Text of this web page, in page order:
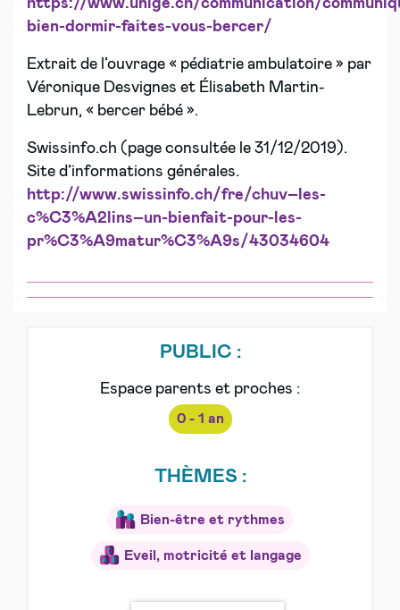
https://www.unige.ch/communication/
bien-dormir-faites-vous-bercer/
Extrait de l’ouvrage « pédiatrie ambulatoire » par
Véronique Desvignes et Élisabeth Martin-
Lebrun, « bercer bébé ».
Swissinfo.ch (page consultée le 31/12/2019).
Site d’informations générales.
http://www.swissinfo.ch/fre/chuv–les-
c%C3%A2lins–un-bienfait-pour-les-
pr%C3%A9matur%C3%A9s/43034604
PUBLIC :
Espace parents et proches :
0 - 1 an
THÈMES :
Bien-être et rythmes
Eveil, motricité et langage